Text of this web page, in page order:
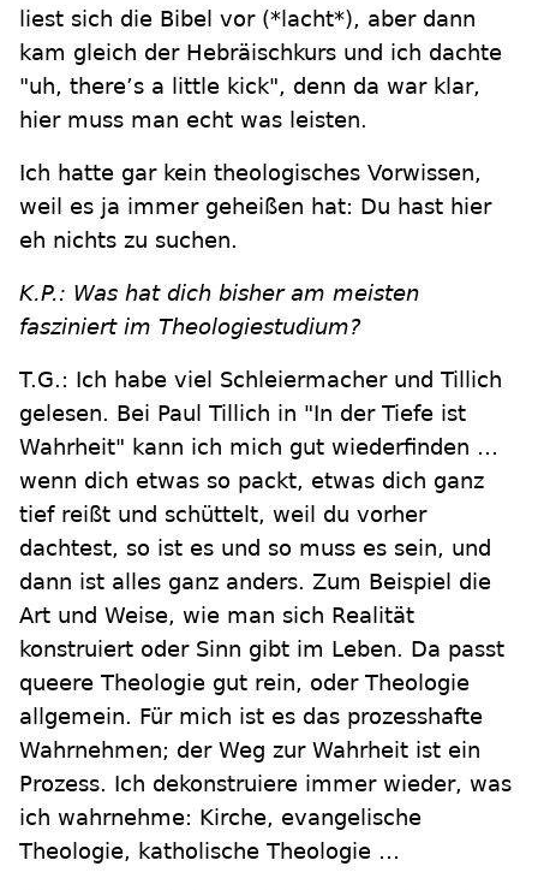
liest sich die Bibel vor (*lacht*), aber dann
kam gleich der Hebräischkurs und ich dachte
"uh, there’s a little kick", denn da war klar,
hier muss man echt was leisten.
Ich hatte gar kein theologisches Vorwissen,
weil es ja immer geheißen hat: Du hast hier
eh nichts zu suchen.
K.P.: Was hat dich bisher am meisten
fasziniert im Theologiestudium?
T.G.: Ich habe viel Schleiermacher und Tillich
gelesen. Bei Paul Tillich in "In der Tiefe ist
Wahrheit" kann ich mich gut wiederfinden …
wenn dich etwas so packt, etwas dich ganz
tief reißt und schüttelt, weil du vorher
dachtest, so ist es und so muss es sein, und
dann ist alles ganz anders. Zum Beispiel die
Art und Weise, wie man sich Realität
konstruiert oder Sinn gibt im Leben. Da passt
queere Theologie gut rein, oder Theologie
allgemein. Für mich ist es das prozesshafte
Wahrnehmen; der Weg zur Wahrheit ist ein
Prozess. Ich dekonstruiere immer wieder, was
ich wahrnehme: Kirche, evangelische
Theologie, katholische Theologie …